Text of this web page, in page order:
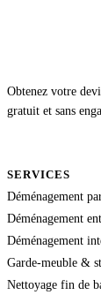
Obtenez votre
gratuit et sans
SERVICES
Déménagement
Déménagement
Déménagement
Garde-meuble &
Nettoyage fin de